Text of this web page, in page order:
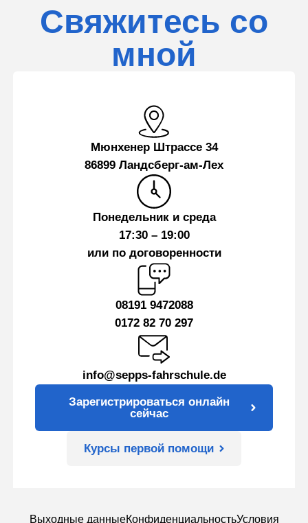
Свяжитесь со
мной
Мюнхенер Штрассе 34
86899 Ландсберг-ам-Лех
Понедельник и среда
17:30 – 19:00
или по договоренности
08191 9472088
0172 82 70 297
info@sepps-fahrschule.de
Зарегистрироваться онлайн
сейчас
Курсы первой помощи
Выходные данныеКонфиденциальностьУсловия